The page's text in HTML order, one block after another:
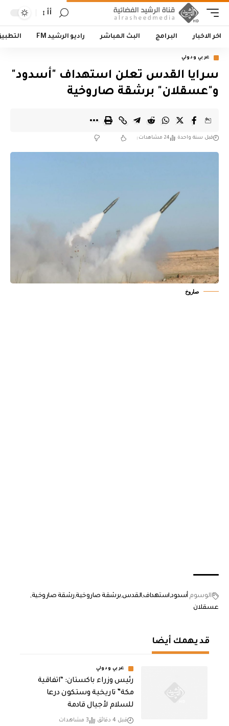
أأ
اخر الاخبار البرامج البث المباشر راديو الرشيد FM
عربي ودولي
سرايا القدس تعلن استهداف "أسدود"
و"عسقلان" برشقة صاروخية
قبل سنة واحدة 24 مشاهدات
صاروخ
الوسوم أسدود استهداف القدس برشقة صاروخية رشقة صاروخية
عسقلان
قد يهمك أيضا
عربي ودولي
رئيس وزراء باكستان: “اتفاقية
مكة” تاريخية وستكون درعا
للسلام لأجيال قادمة
قبل 4 دقائق 3 مشاهدات